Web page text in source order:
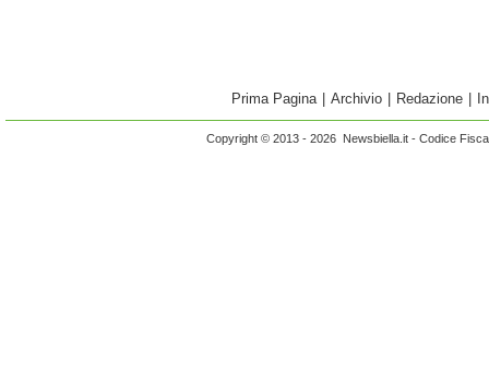
Prima Pagina Archivio Redazione
Copyright © 2013 - 2026 Newsbiella.it - Codice